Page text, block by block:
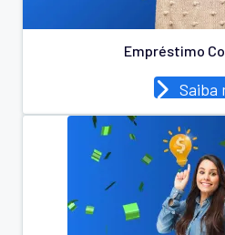
Empréstimo
Saiba